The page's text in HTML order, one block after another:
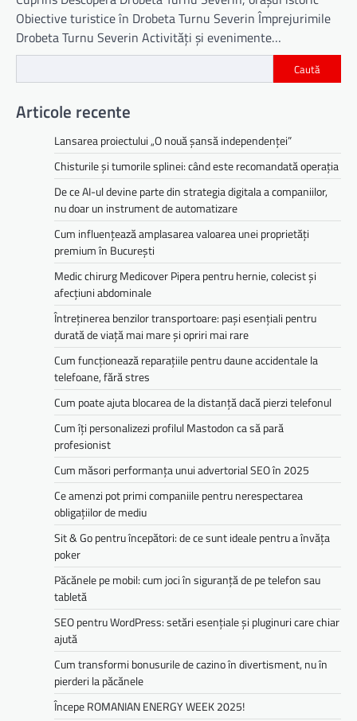
Obiective turistice în Drobeta Turnu Severin Împrejurimile
Drobeta Turnu Severin Activități și evenimente…
Caută
Articole recente
Lansarea proiectului „O nouă șansă independenței”
Chisturile și tumorile splinei: când este recomandată operația
De ce AI-ul devine parte din strategia digitala a companiilor,
nu doar un instrument de automatizare
Cum influențează amplasarea valoarea unei proprietăți
premium în București
Medic chirurg Medicover Pipera pentru hernie, colecist și
afecțiuni abdominale
Întreținerea benzilor transportoare: pași esențiali pentru
durată de viață mai mare și opriri mai rare
Cum funcționează reparațiile pentru daune accidentale la
telefoane, fără stres
Cum poate ajuta blocarea de la distanță dacă pierzi telefonul
Cum îți personalizezi profilul Mastodon ca să pară
profesionist
Cum măsori performanța unui advertorial SEO în 2025
Ce amenzi pot primi companiile pentru nerespectarea
obligațiilor de mediu­­
Sit & Go pentru începători: de ce sunt ideale pentru a învăța
poker
Păcănele pe mobil: cum joci în siguranță de pe telefon sau
tabletă
SEO pentru WordPress: setări esențiale și pluginuri care chiar
ajută
Cum transformi bonusurile de cazino în divertisment, nu în
pierderi la păcănele
Începe ROMANIAN ENERGY WEEK 2025!